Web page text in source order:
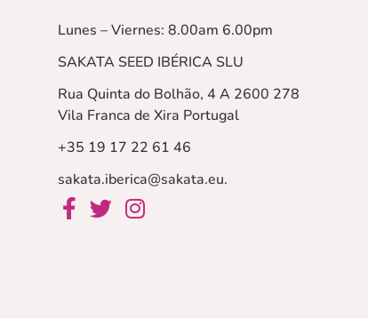
Lunes – Viernes: 8.00am 6.00pm
SAKATA SEED IBÉRICA SLU
Rua Quinta do Bolhão, 4 A 2600 278
Vila Franca de Xira Portugal
+35 19 17 22 61 46
sakata.iberica@sakata.eu.